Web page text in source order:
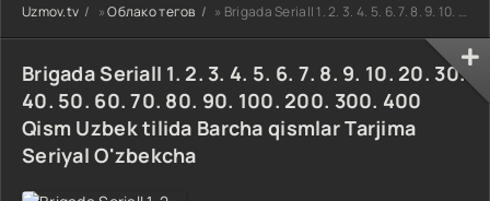
tarjima kino Full
HD tas-ix
Uzmov.tv »Облако тегов » Brigada SerialI 1. 2. 3. 4. 5. 6. 7. 8. 9. 10. 20. 30. 40. 50. 60. 70. 80. 90. 100. 200. 300. 400 Qi
Brigada SerialI 1. 2. 3. 4. 5. 6. 7. 8. 9. 10. 20. 30.
40. 50. 60. 70. 80. 90. 100. 200. 300. 400
Qism Uzbek tilida Barcha qismlar Tarjima
Seriyal O'zbekcha